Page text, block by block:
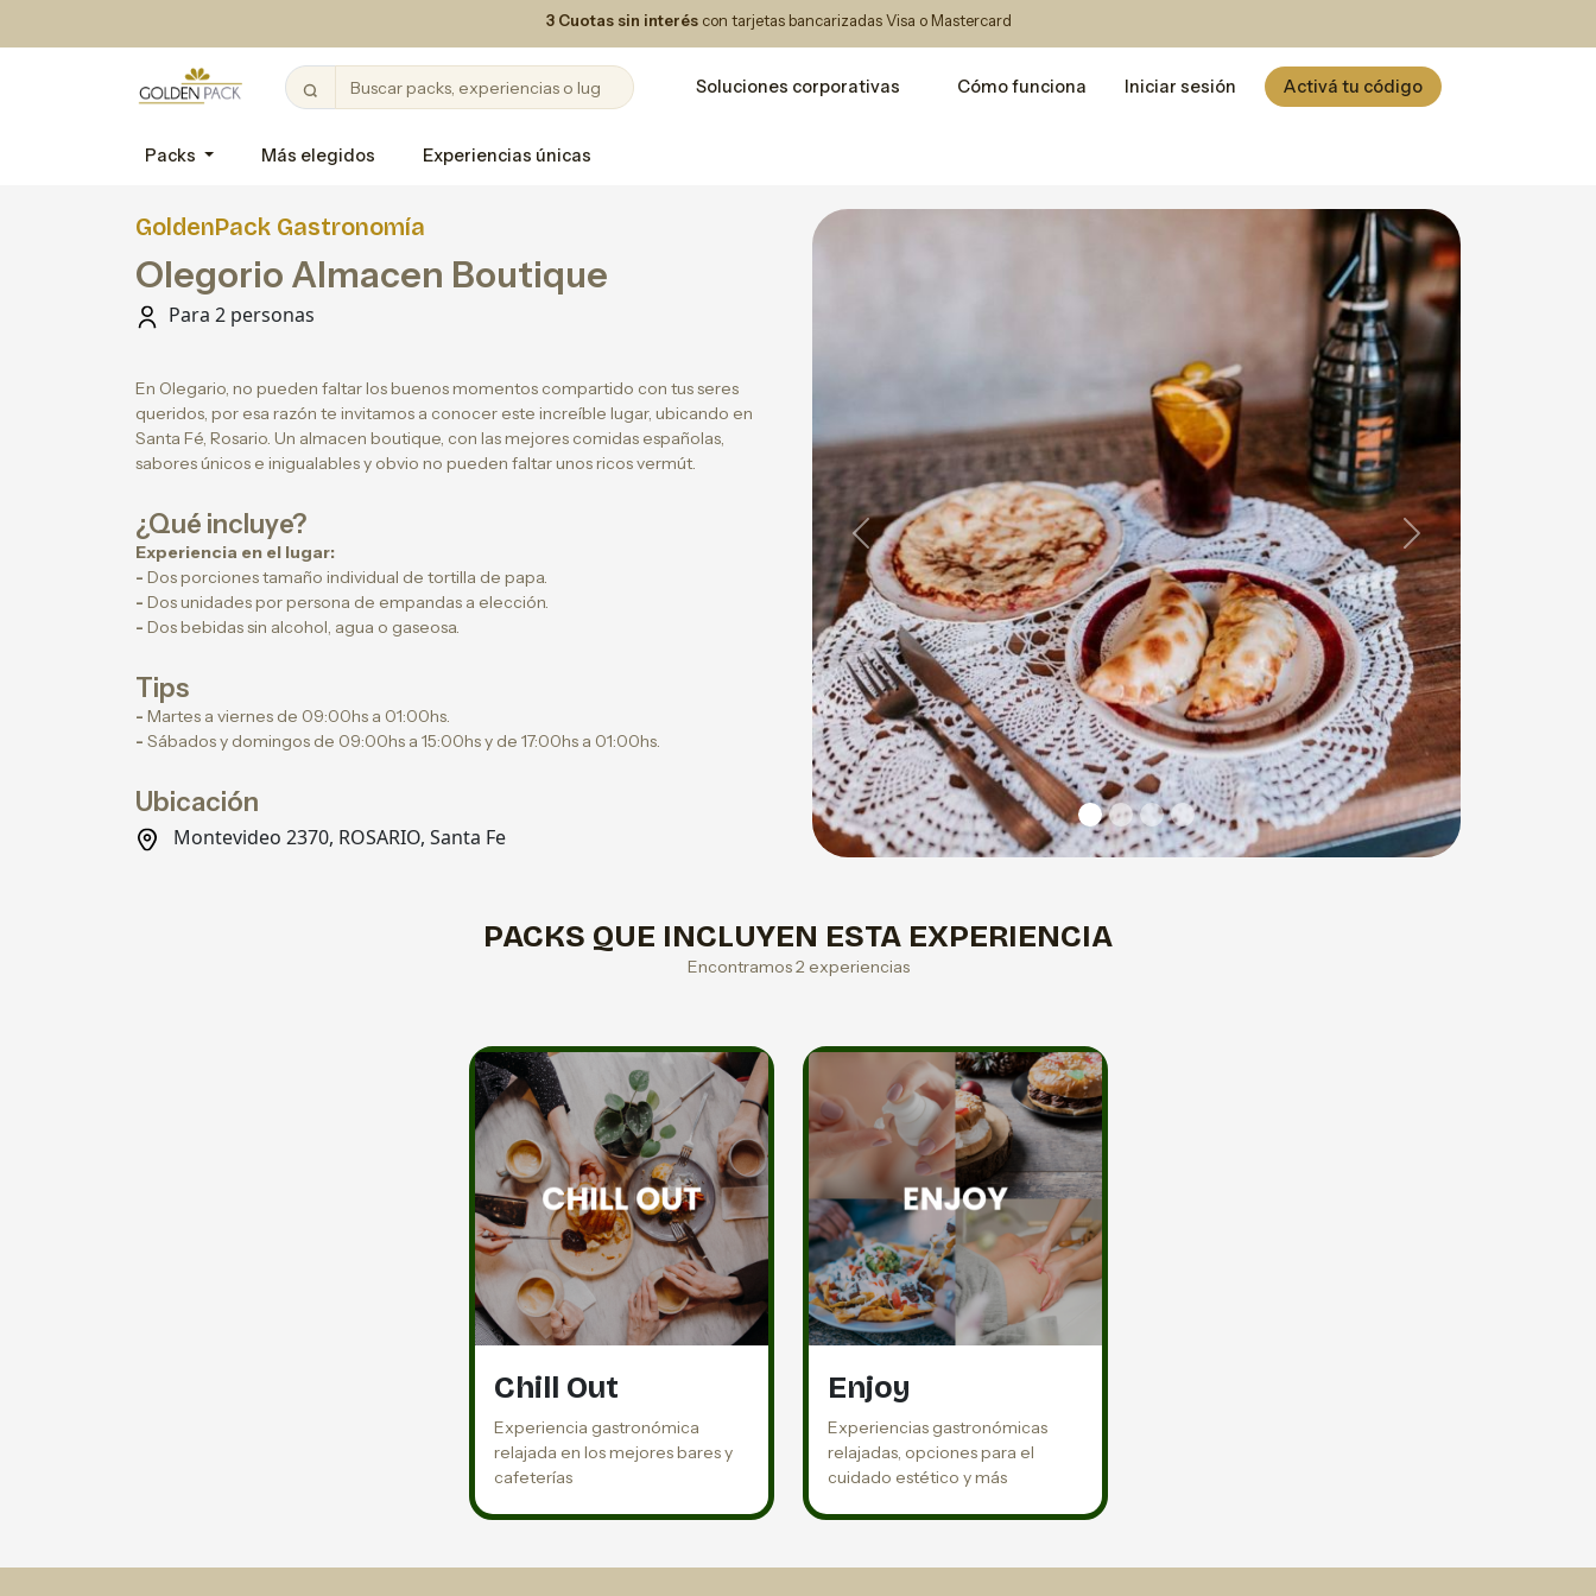
3 Cuotas sin interés con tarjetas bancarizadas Visa o Mastercard
Soluciones corporativas Cómo funciona Iniciar sesión Activá tu código
Packs Más elegidos Experiencias únicas
GoldenPack Gastronomía
Olegorio Almacen Boutique
Para 2 personas
En Olegario, no pueden faltar los buenos momentos compartido con tus seres
queridos, por esa razón te invitamos a conocer este increíble lugar, ubicando en
Santa Fé, Rosario. Un almacen boutique, con las mejores comidas españolas,
sabores únicos e inigualables y obvio no pueden faltar unos ricos vermút.
¿Qué incluye?
Experiencia en el lugar:
- Dos porciones tamaño individual de tortilla de papa.
- Dos unidades por persona de empandas a elección.
- Dos bebidas sin alcohol, agua o gaseosa.
Tips
- Martes a viernes de 09:00hs a 01:00hs.
- Sábados y domingos de 09:00hs a 15:00hs y de 17:00hs a 01:00hs.
Ubicación
Montevideo 2370, ROSARIO, Santa Fe
Previous Next
PACKS QUE INCLUYEN ESTA EXPERIENCIA
Encontramos 2 experiencias
Chill Out
Experiencia gastronómica
relajada en los mejores bares y
cafeterías
Enjoy
Experiencias gastronómicas
relajadas, opciones para el
cuidado estético y más